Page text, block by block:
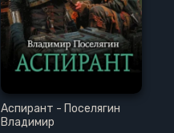
Аспирант - Поселягин
Владимир